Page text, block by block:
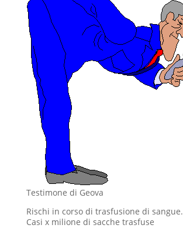
Testimone di Geova
Rischi in corso di trasfusione di sangue.
Casi x milione di sacche trasfuse